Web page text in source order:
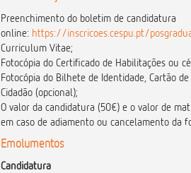
Preenchimento do boletim de candidatura
online: https://inscricoes.cespu.pt/
Curriculum Vitae;
Fotocópia do Certificado de Habilitações ou
Fotocópia do Bilhete de Identidade, Cartão
Cidadão (opcional);
O valor da candidatura (50€) e o valor de
em caso de adiamento ou cancelamento da
Emolumentos
Candidatura